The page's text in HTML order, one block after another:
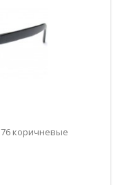
коричневые